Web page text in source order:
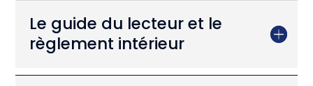
Le guide du lecteur et le
règlement intérieur